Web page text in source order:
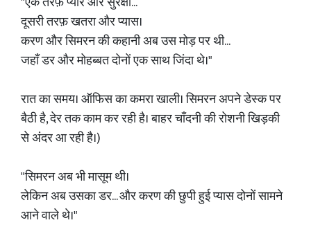
दूसरी तरफ़ खतरा और प्यास।
करण और सिमरन की कहानी अब उस मोड़ पर थी...
जहाँ डर और मोहब्बत दोनों एक साथ जिंदा थे।"
रात का समय। ऑफिस का कमरा खाली। सिमरन अपने डेस्क पर
बैठी है, देर तक काम कर रही है। बाहर चाँदनी की रोशनी खिड़की
से अंदर आ रही है।)
"सिमरन अब भी मासूम थी।
लेकिन अब उसका डर... और करण की छुपी हुई प्यास दोनों सामने
आने वाले थे।"